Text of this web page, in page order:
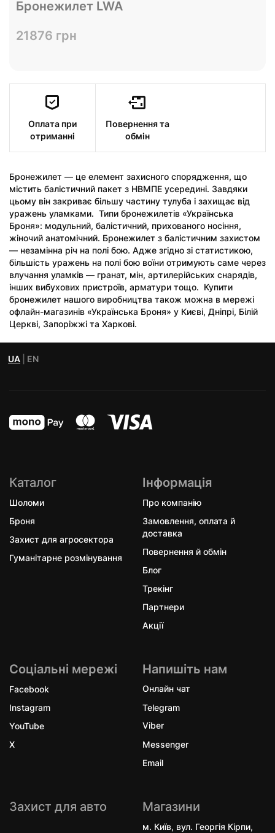
Бронежилет LWA
21876 грн
Оплата при
отриманні
Повернення та
обмін
Бронежилет — це елемент захисного спорядження, що
містить балістичний пакет з НВМПЕ усередині. Завдяки
цьому він закриває більшу частину тулуба і захищає від
уражень уламками. Типи бронежилетів «Українська
Броня»: модульний, балістичний, прихованого носіння,
жіночий анатомічний. Бронежилет з балістичним захистом
— незамінна річ на полі бою. Адже згідно зі статистикою,
більшість уражень на полі бою воїни отримують саме через
влучання уламків — гранат, мін, артилерійських снарядів,
інших вибухових пристроїв, арматури тощо. Купити
бронежилет нашого виробництва також можна в мережі
офлайн-магазинів «Українська Броня» у Києві, Дніпрі, Білій
Церкві, Запоріжжі та Харкові.
UA EN
Каталог
Шоломи
Броня
Захист для агросектора
Гуманітарне розмінування
Інформація
Про компанію
Замовлення, оплата й
доставка
Повернення й обмін
Блог
Трекінг
Партнери
Акції
Соціальні мережі
Facebook
Instagram
YouTube
X
Напишіть нам
Онлайн чат
Telegram
Viber
Messenger
Email
Захист для авто Магазини
м. Київ, вул. Георгія Кірпи,